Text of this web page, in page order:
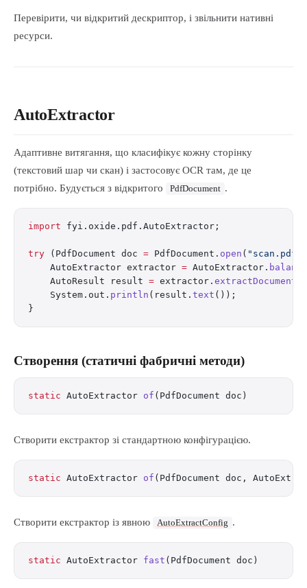
Перевірити, чи відкритий дескриптор, і звільнити нативні
ресурси.
AutoExtractor
Адаптивне витягання, що класифікує кожну сторінку
(текстовий шар чи скан) і застосовує OCR там, де це
потрібно. Будується з відкритого
PdfDocument .
import fyi.oxide.pdf.AutoExtractor;
try (PdfDocument doc = PdfDocument. open ( "scan.pdf"
    AutoExtractor extractor
= AutoExtractor.
    AutoResult result
= extractor. extractDocument
    System.out.
println (result. text ());
}
Створення (статичні фабричні методи)
static AutoExtractor of (PdfDocument doc)
Створити екстрактор зі стандартною конфігурацією.
static AutoExtractor of (PdfDocument doc,
Створити екстрактор із явною AutoExtractConfig .
static AutoExtractor fast (PdfDocument doc)